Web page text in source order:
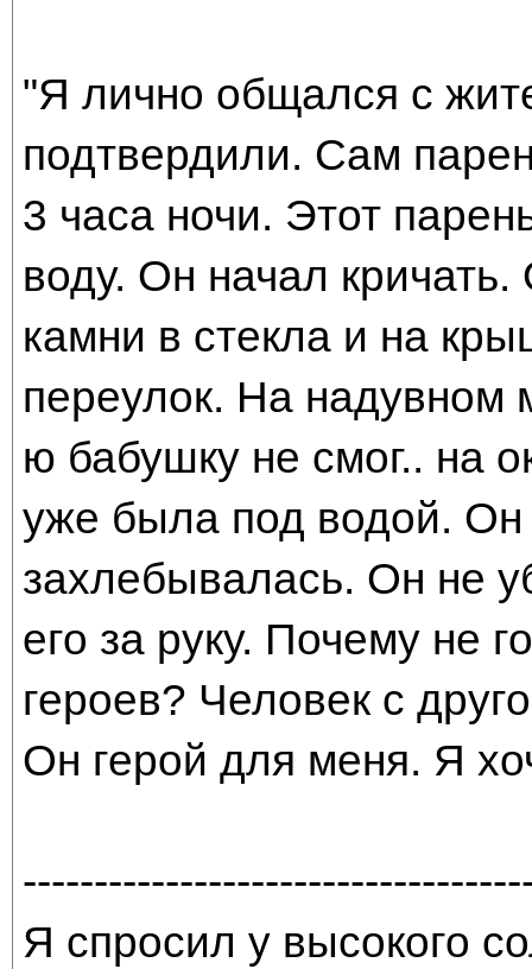
"Я лично общался с
подтвердили. Сам
3 часа ночи. Этот
воду. Он начал
камни в стекла и на
переулок. На надувном
ю бабушку не смог.. на
уже была под водой. Он
захлебывалась. Он не
его за руку. Почему не
героев? Человек с
Он герой для меня. Я
Я спросил у высокого